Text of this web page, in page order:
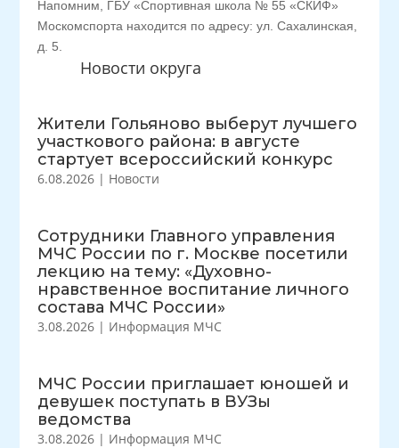
Новости округа
Жители Гольяново выберут лучшего
участкового района: в августе
стартует всероссийский конкурс
6.08.2026 | Новости
Сотрудники Главного управления
МЧС России по г. Москве посетили
лекцию на тему: «Духовно-
нравственное воспитание личного
состава МЧС России»
3.08.2026 | Информация МЧС
МЧС России приглашает юношей и
девушек поступать в ВУЗы
ведомства
3.08.2026 | Информация МЧС
Напомним, ГБУ «Спортивная школа № 55 «СКИФ»
Москомспорта находится по адресу: ул. Сахалинская,
д. 5.